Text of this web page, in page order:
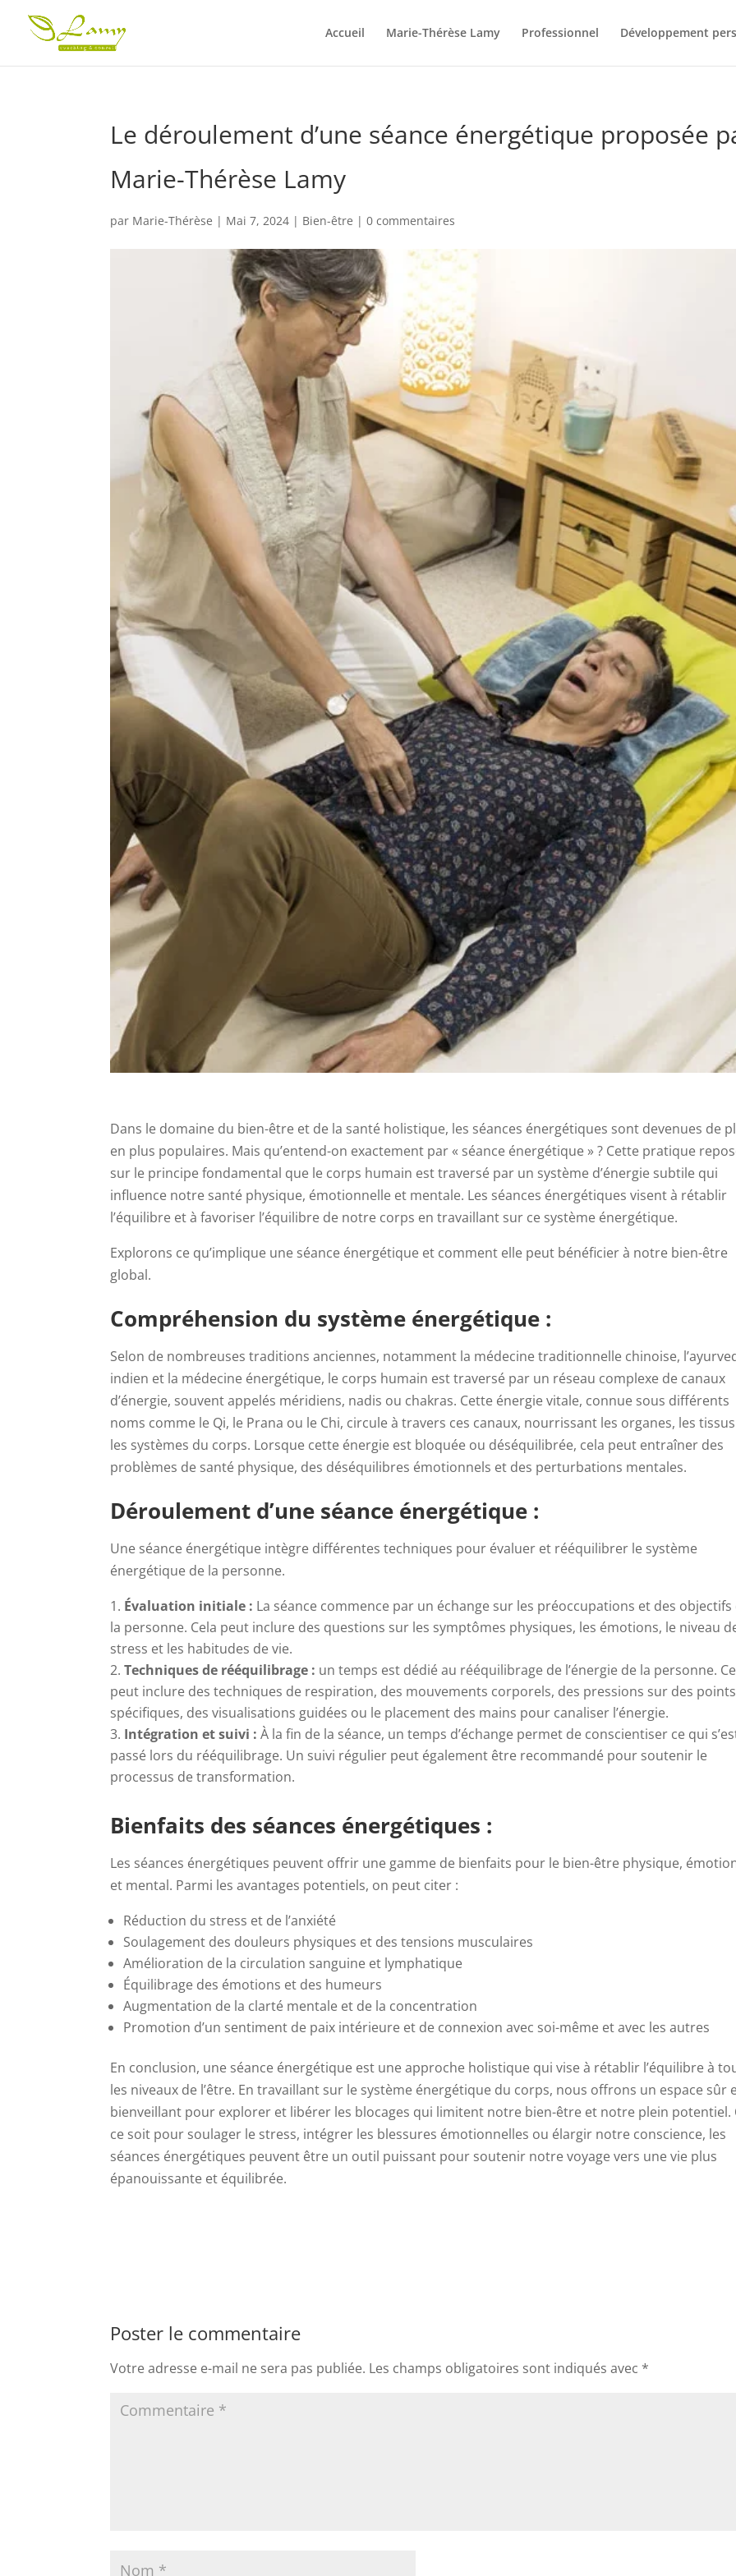
Accueil Marie-Thérèse Lamy Professionnel Développement
Le déroulement d’une séance énergétique proposée
Marie-Thérèse Lamy
par Marie-Thérèse | Mai 7, 2024 | Bien-être |0 commentaires
Dans le domaine du bien-être et de la santé holistique, les séances énergétiques sont devenues de
en plus populaires. Mais qu’entend-on exactement par « séance énergétique » ? Cette pratique
sur le principe fondamental que le corps humain est traversé par un système d’énergie subtile qui
influence notre santé physique, émotionnelle et mentale. Les séances énergétiques visent à rétablir
l’équilibre et à favoriser l’équilibre de notre corps en travaillant sur ce système énergétique.
Explorons ce qu’implique une séance énergétique et comment elle peut bénéficier à notre bien-être
global.
Compréhension du système énergétique :
Selon de nombreuses traditions anciennes, notamment la médecine traditionnelle chinoise,
indien et la médecine énergétique, le corps humain est traversé par un réseau complexe de canaux
d’énergie, souvent appelés méridiens, nadis ou chakras. Cette énergie vitale, connue sous différents
noms comme le Qi, le Prana ou le Chi, circule à travers ces canaux, nourrissant les organes, les
les systèmes du corps. Lorsque cette énergie est bloquée ou déséquilibrée, cela peut entraîner des
problèmes de santé physique, des déséquilibres émotionnels et des perturbations mentales.
Déroulement d’une séance énergétique :
Une séance énergétique intègre différentes techniques pour évaluer et rééquilibrer le système
énergétique de la personne.
Évaluation initiale : La séance commence par un échange sur les préoccupations et des objectifs
la personne. Cela peut inclure des questions sur les symptômes physiques, les émotions, le niveau
stress et les habitudes de vie.
Techniques de rééquilibrage : un temps est dédié au rééquilibrage de l’énergie de la personne.
peut inclure des techniques de respiration, des mouvements corporels, des pressions sur des points
spécifiques, des visualisations guidées ou le placement des mains pour canaliser l’énergie.
Intégration et suivi : À la fin de la séance, un temps d’échange permet de conscientiser ce qui
passé lors du rééquilibrage. Un suivi régulier peut également être recommandé pour soutenir le
processus de transformation.
Bienfaits des séances énergétiques :
Les séances énergétiques peuvent offrir une gamme de bienfaits pour le bien-être physique,
et mental. Parmi les avantages potentiels, on peut citer :
Réduction du stress et de l’anxiété
Soulagement des douleurs physiques et des tensions musculaires
Amélioration de la circulation sanguine et lymphatique
Équilibrage des émotions et des humeurs
Augmentation de la clarté mentale et de la concentration
Promotion d’un sentiment de paix intérieure et de connexion avec soi-même et avec les autres
En conclusion, une séance énergétique est une approche holistique qui vise à rétablir l’équilibre à
les niveaux de l’être. En travaillant sur le système énergétique du corps, nous offrons un espace sûr
bienveillant pour explorer et libérer les blocages qui limitent notre bien-être et notre plein potentiel.
ce soit pour soulager le stress, intégrer les blessures émotionnelles ou élargir notre conscience, les
séances énergétiques peuvent être un outil puissant pour soutenir notre voyage vers une vie plus
épanouissante et équilibrée.
Poster le commentaire
Votre adresse e-mail ne sera pas publiée. Les champs obligatoires sont indiqués avec *